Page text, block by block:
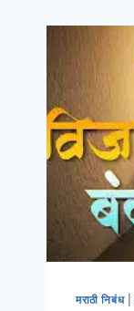
मराठी निबंध|